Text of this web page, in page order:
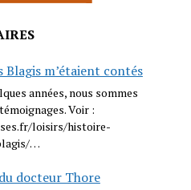
Blagis m’étaient contés
années, nous sommes
Voir :
loisirs/histoire-
…
docteur Thore